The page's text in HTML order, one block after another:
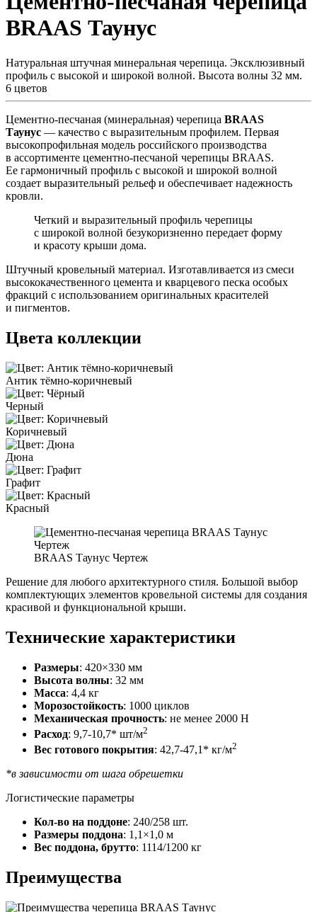
BRAAS Таунус
Натуральная штучная минеральная черепица. Эксклюзивный
профиль с высокой и широкой волной. Высота волны 32 мм.
6 цветов
Цементно-песчаная (минеральная) черепица BRAAS
Таунус — качество с выразительным профилем. Первая
высокопрофильная модель российского производства
в ассортименте цементно-песчаной черепицы BRAAS.
Ее гармоничный профиль с высокой и широкой волной
создает выразительный рельеф и обеспечивает надежность
кровли.
Четкий и выразительный профиль черепицы
с широкой волной безукоризненно передает форму
и красоту крыши дома.
Штучный кровельный материал. Изготавливается из смеси
высококачественного цемента и кварцевого песка особых
фракций с использованием оригинальных красителей
и пигментов.
Цвета коллекции
Антик тёмно-коричневый
Черный
Коричневый
Дюна
Графит
Красный
BRAAS Таунус Чертеж
Решение для любого архитектурного стиля. Большой выбор
комплектующих элементов кровельной системы для создания
красивой и функциональной крыши.
Технические характеристики
Размеры: 420×330 мм
Высота волны: 32 мм
Масса: 4,4 кг
Морозостойкость: 1000 циклов
Механическая прочность: не менее 2000 H
Расход: 9,7-10,7* шт/м2
Вес готового покрытия: 42,7-47,1* кг/м2
*в зависимости от шага обрешетки
Логистические параметры
Кол-во на поддоне: 240/258 шт.
Размеры поддона: 1,1×1,0 м
Вес поддона, брутто: 1114/1200 кг
Преимущества